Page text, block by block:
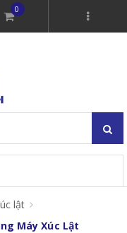
0
lật
Máy Xúc Lật